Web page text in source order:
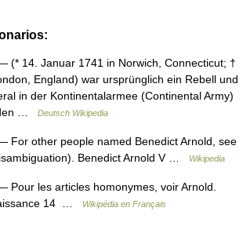
(* 14. Januar 1741 in Norwich, Connecticut; †
England) war ursprünglich ein Rebell und
in der Kontinentalarmee (Continental Army)
…
Deutsch Wikipedia
For other people named Benedict Arnold, see
Benedict Arnold V …
Wikipedia
Pour les articles homonymes, voir Arnold.
14 …
Wikipédia en Français